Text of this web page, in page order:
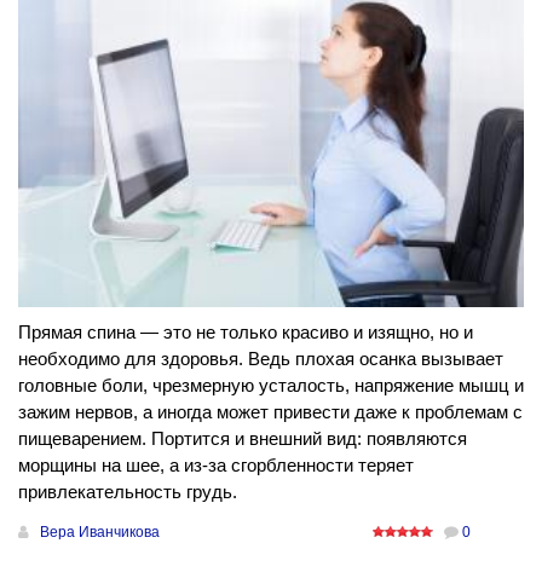
Прямая спина — это не только красиво и изящно, но и
необходимо для здоровья. Ведь плохая осанка вызывает
головные боли, чрезмерную усталость, напряжение мышц и
зажим нервов, а иногда может привести даже к проблемам с
пищеварением. Портится и внешний вид: появляются
морщины на шее, а из-за сгорбленности теряет
привлекательность грудь.
Вера Иванчикова 0